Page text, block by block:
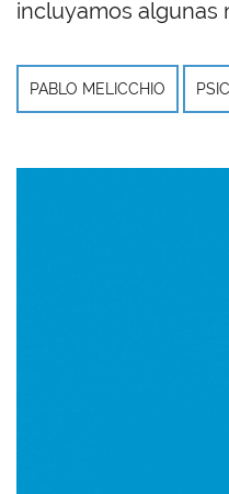
incluyamos algunas
PABLO MELICCHIO